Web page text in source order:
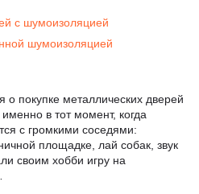
с шумоизоляцией
шумоизоляцией
покупке металлических дверей
в тот момент, когда
с громкими соседями:
площадке, лай собак, звук
своим хобби игру на